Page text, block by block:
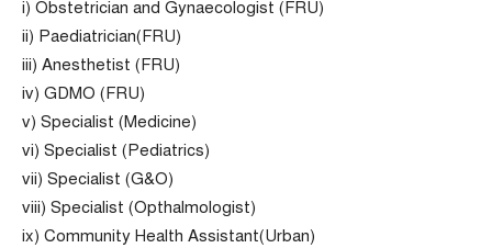
i) Obstetrician and Gynaecologist (FRU)
ii) Paediatrician(FRU)
iii) Anesthetist (FRU)
iv) GDMO (FRU)
v) Specialist (Medicine)
vi) Specialist (Pediatrics)
vii) Specialist (G&O)
viii) Specialist (Opthalmologist)
ix) Community Health Assistant(Urban)